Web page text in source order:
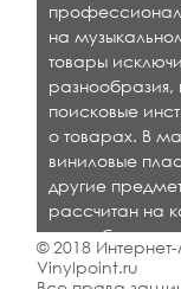
на
товары
поисковые
о товарах. В
виниловые
другие
рассчитан на
кто любит
© 2018
Vinylpoint.ru